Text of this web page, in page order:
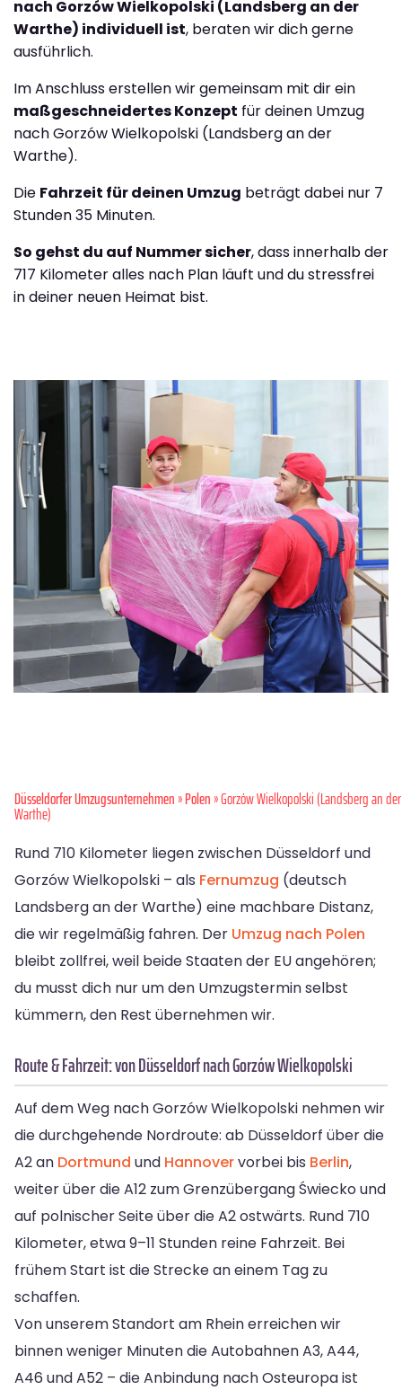
nach Gorzów Wielkopolski (Landsberg an der
Warthe) individuell ist, beraten wir dich gerne
ausführlich.
Im Anschluss erstellen wir gemeinsam mit dir ein
maßgeschneidertes Konzept für deinen Umzug
nach Gorzów Wielkopolski (Landsberg an der
Warthe).
Die Fahrzeit für deinen Umzug beträgt dabei nur 7
Stunden 35 Minuten.
So gehst du auf Nummer sicher, dass innerhalb der
717 Kilometer alles nach Plan läuft und du stressfrei
in deiner neuen Heimat bist.
Düsseldorfer Umzugsunternehmen»Polen» Gorzów Wielkopolski (Landsberg an der
Warthe)
Rund 710 Kilometer liegen zwischen Düsseldorf und
Gorzów Wielkopolski – als Fernumzug (deutsch
Landsberg an der Warthe) eine machbare Distanz,
die wir regelmäßig fahren. Der Umzug nach Polen
bleibt zollfrei, weil beide Staaten der EU angehören;
du musst dich nur um den Umzugstermin selbst
kümmern, den Rest übernehmen wir.
Route & Fahrzeit: von Düsseldorf nach Gorzów Wielkopolski
Auf dem Weg nach Gorzów Wielkopolski nehmen wir
die durchgehende Nordroute: ab Düsseldorf über die
A2 an Dortmund und Hannovervorbei bis Berlin,
weiter über die A12 zum Grenzübergang Świecko und
auf polnischer Seite über die A2 ostwärts. Rund 710
Kilometer, etwa 9–11 Stunden reine Fahrzeit. Bei
frühem Start ist die Strecke an einem Tag zu
schaffen.
Von unserem Standort am Rhein erreichen wir
binnen weniger Minuten die Autobahnen A3, A44,
A46 und A52 – die Anbindung nach Osteuropa ist